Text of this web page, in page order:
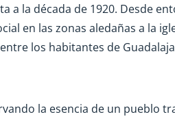
a la década de 1920. Desde
en las zonas aledañas a la
los habitantes de
la esencia de un pueblo